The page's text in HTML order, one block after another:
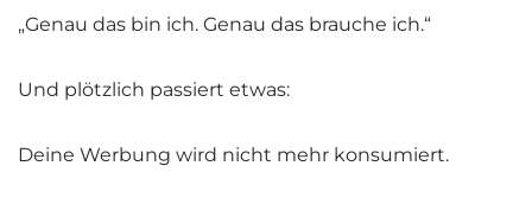
„Genau das bin ich. Genau das brauche ich.“
Und plötzlich passiert etwas:
Deine Werbung wird nicht mehr konsumiert.